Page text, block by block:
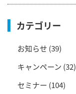
カテゴリー
お知らせ (39)
キャンペーン (32)
セミナー (104)